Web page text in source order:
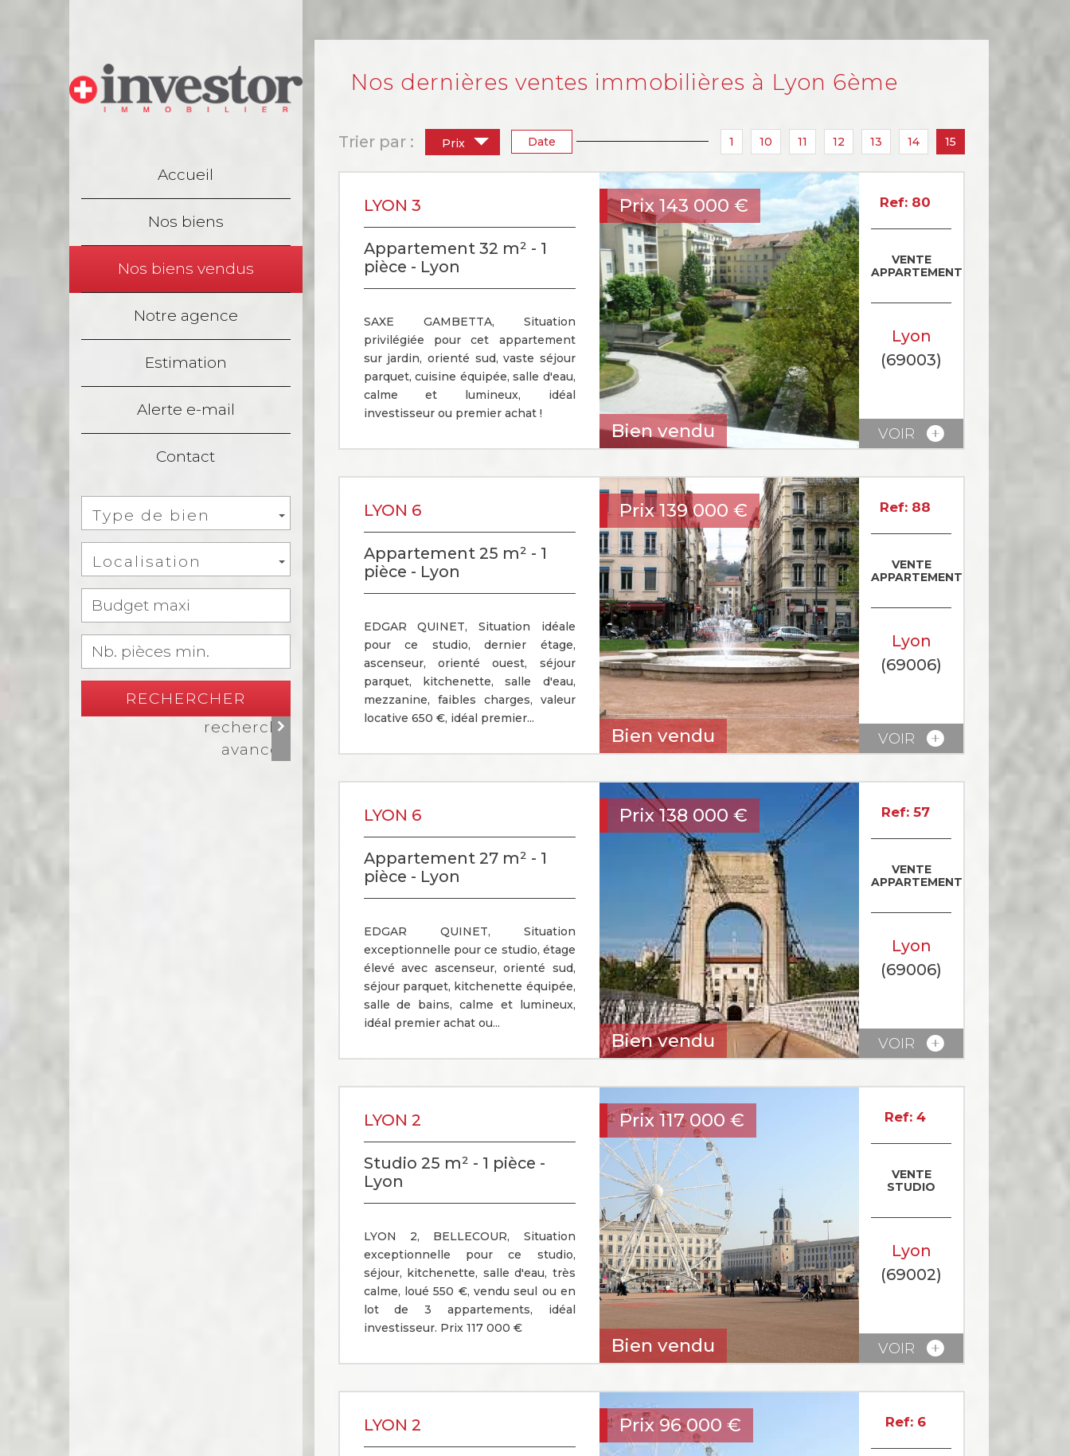
Accueil
Nos biens
Nos biens vendus
Notre agence
Estimation
Alerte e-mail
Contact
Type de bien
Localisation
RECHERCHER
recherche
avancée
Nos dernières ventes immobilières à Lyon 6ème
Trier par : Prix Date 1 10 11 12 13 14 15
Bien vendu
Prix 143 000 €
LYON 3
Appartement 32 m² - 1
pièce - Lyon
SAXE GAMBETTA, Situation
privilégiée pour cet appartement
sur jardin, orienté sud, vaste séjour
parquet, cuisine équipée, salle d'eau,
calme et lumineux, idéal
investisseur ou premier achat !
Ref: 80
VENTE
APPARTEMENT
Lyon
(69003)
VOIR
Bien vendu
Prix 139 000 €
LYON 6
Appartement 25 m² - 1
pièce - Lyon
EDGAR QUINET, Situation idéale
pour ce studio, dernier étage,
ascenseur, orienté ouest, séjour
parquet, kitchenette, salle d'eau,
mezzanine, faibles charges, valeur
locative 650 €, idéal premier...
Ref: 88
VENTE
APPARTEMENT
Lyon
(69006)
VOIR
Bien vendu
Prix 138 000 €
LYON 6
Appartement 27 m² - 1
pièce - Lyon
EDGAR QUINET, Situation
exceptionnelle pour ce studio, étage
élevé avec ascenseur, orienté sud,
séjour parquet, kitchenette équipée,
salle de bains, calme et lumineux,
idéal premier achat ou...
Ref: 57
VENTE
APPARTEMENT
Lyon
(69006)
VOIR
Bien vendu
Prix 117 000 €
LYON 2
Studio 25 m² - 1 pièce -
Lyon
LYON 2, BELLECOUR, Situation
exceptionnelle pour ce studio,
séjour, kitchenette, salle d'eau, très
calme, loué 550 €, vendu seul ou en
lot de 3 appartements, idéal
investisseur. Prix 117 000 €
Ref: 4
VENTE
STUDIO
Lyon
(69002)
VOIR
Prix 96 000 €
LYON 2 Ref: 6